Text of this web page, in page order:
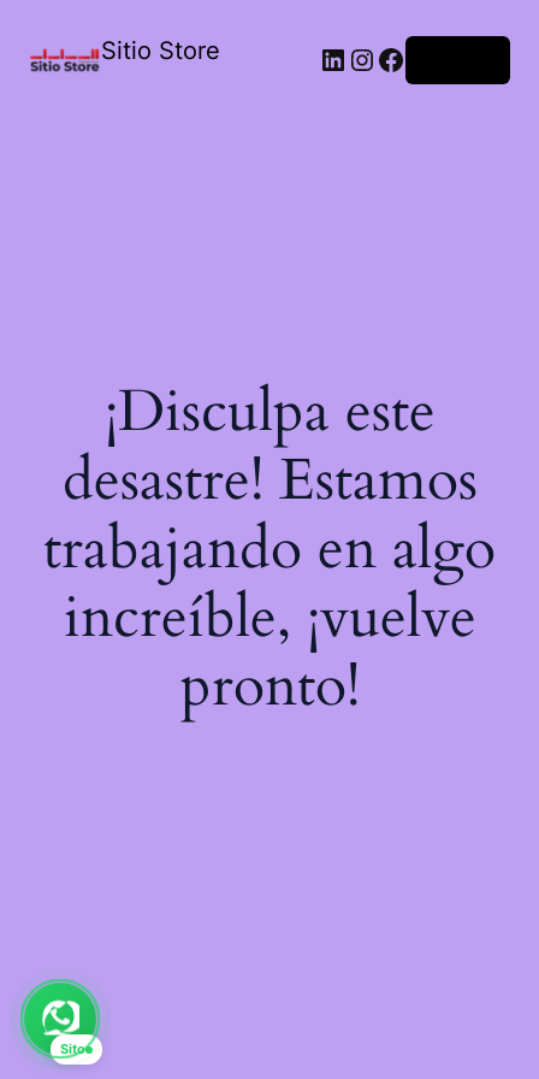
Sitio Store
¡Disculpa este
desastre! Estamos
trabajando en algo
increíble, ¡vuelve
pronto!
Sito